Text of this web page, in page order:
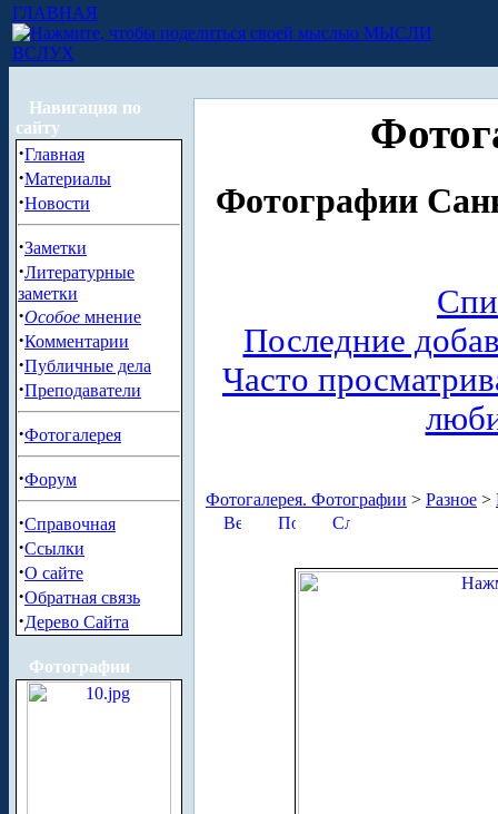
ГЛАВНАЯ
МЫСЛИ
ВСЛУХ
Навигация по
сайту
·Главная
·Материалы
·Новости
·Заметки
·Литературные
заметки
·Особое мнение
·Комментарии
·Публичные дела
·Преподаватели
·Фотогалерея
·Форум
·Справочная
·Ссылки
·О сайте
·Обратная связь
·Дерево Сайта
Фотографии
Фотографии
Последние
Часто
Фотогалерея. Фотографии > Разное >